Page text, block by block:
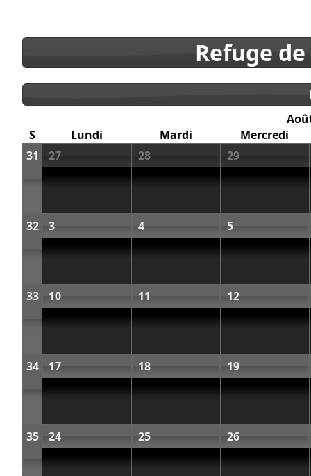
Refuge
S
Lundi Mardi
Mercredi
31
27 28 29
32 3 4 5
33 10 11 12
34 17 18 19
35 24 25 26